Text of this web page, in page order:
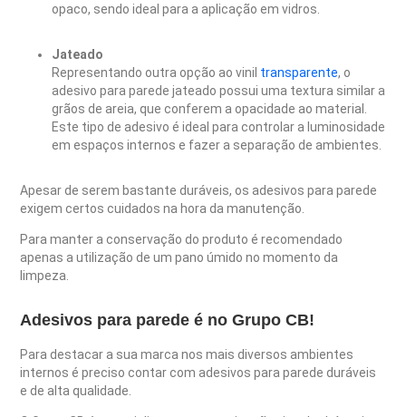
opaco, sendo ideal para a aplicação em vidros.
Jateado
Representando outra opção ao vinil transparente, o
adesivo para parede jateado possui uma textura similar a
grãos de areia, que conferem a opacidade ao material.
Este tipo de adesivo é ideal para controlar a luminosidade
em espaços internos e fazer a separação de ambientes.
Apesar de serem bastante duráveis, os adesivos para parede
exigem certos cuidados na hora da manutenção.
Para manter a conservação do produto é recomendado
apenas a utilização de um pano úmido no momento da
limpeza.
Adesivos para parede é no Grupo CB!
Para destacar a sua marca nos mais diversos ambientes
internos é preciso contar com adesivos para parede duráveis
e de alta qualidade.